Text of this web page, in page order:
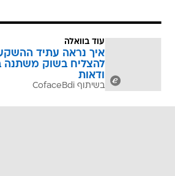
עוד בוואלה
איך נראה עתיד
להצליח בשוק משתנה
ודאות
בשיתוף CofaceBdi